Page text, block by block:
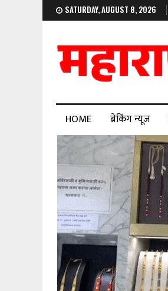
SATURDAY, AUGUST 8, 2026
HOME ब्रेकिंग न्यूज